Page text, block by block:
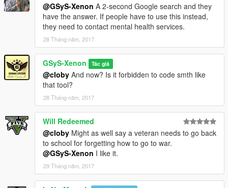
@GSyS-Xenon A 2-second Google search and they
have the answer. If people have to use this instead,
they need to contact mental health services.
28 Tháng năm, 2017
GSyS-Xenon Tác giả
@cloby And now? Is it forbidden to code smth like
that tool?
28 Tháng năm, 2017
Will Redeemed
@cloby Might as well say a veteran needs to go back
to school for forgetting how to go to war.
@GSyS-Xenon I like it.
29 Tháng năm, 2017